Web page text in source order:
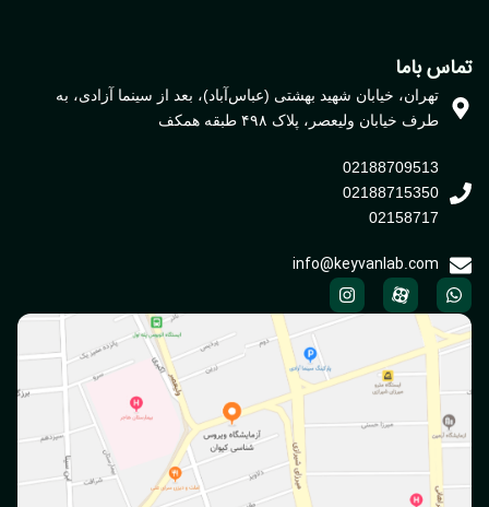
باما
تهران، خیابان شهید بهشتی (عباس‌آباد)، بعد از سینما آزادی، به
طرف خیابان ولیعصر، پلاک ۴۹۸ طبقه همکف
02188709513
02188715350
02158717
info@keyvanlab.com